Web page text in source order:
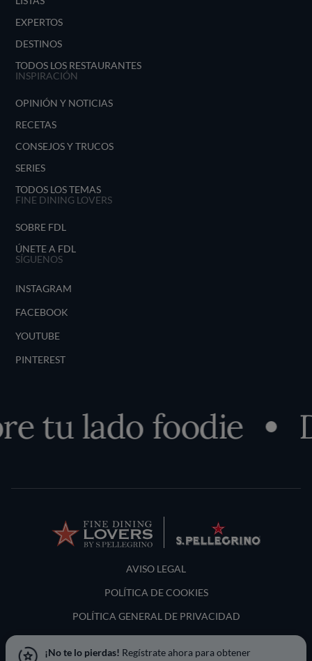
EXPERTOS
DESTINOS
TODOS LOS RESTAURANTES
INSPIRACIÓN
OPINIÓN Y NOTICIAS
RECETAS
CONSEJOS Y TRUCOS
SERIES
TODOS LOS TEMAS
FINE DINING LOVERS
SOBRE FDL
ÚNETE A FDL
SÍGUENOS
INSTAGRAM
FACEBOOK
YOUTUBE
PINTEREST
tu lado foodie
Terms and Conditions
AVISO LEGAL
POLÍTICA DE COOKIES
POLÍTICA GENERAL DE PRIVACIDAD
¡No te lo pierdas! Regístrate ahora para obtener